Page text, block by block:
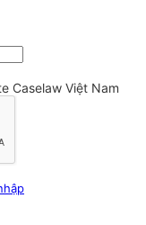
Caselaw Việt Nam